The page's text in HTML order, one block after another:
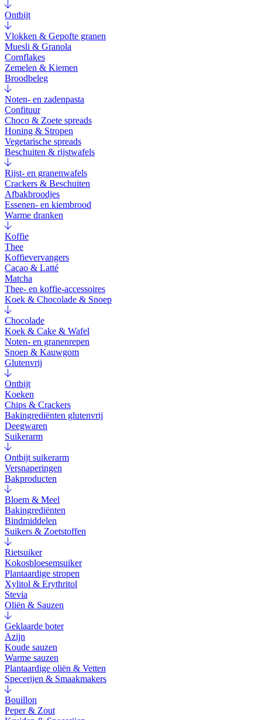
Ontbijt
Vlokken & Gepofte granen
Muesli & Granola
Cornflakes
Zemelen & Kiemen
Broodbeleg
Noten- en zadenpasta
Confituur
Choco & Zoete spreads
Honing & Stropen
Vegetarische spreads
Beschuiten & rijstwafels
Rijst- en granenwafels
Crackers & Beschuiten
Afbakbroodjes
Essenen- en kiembrood
Warme dranken
Koffie
Thee
Koffievervangers
Cacao & Latté
Matcha
Thee- en koffie-accessoires
Koek & Chocolade & Snoep
Chocolade
Koek & Cake & Wafel
Noten- en granenrepen
Snoep & Kauwgom
Glutenvrij
Ontbijt
Koeken
Chips & Crackers
Bakingrediënten glutenvrij
Deegwaren
Suikerarm
Ontbijt suikerarm
Versnaperingen
Bakproducten
Bloem & Meel
Bakingrediënten
Bindmiddelen
Suikers & Zoetstoffen
Rietsuiker
Kokosbloesemsuiker
Plantaardige stropen
Xylitol & Erythritol
Stevia
Oliën & Sauzen
Geklaarde boter
Azijn
Koude sauzen
Warme sauzen
Plantaardige oliën & Vetten
Specerijen & Smaakmakers
Bouillon
Peper & Zout